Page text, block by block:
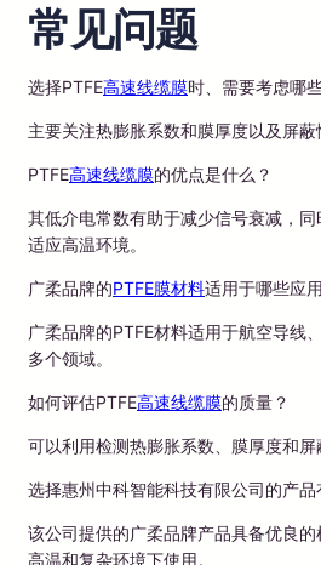
常见问题
选择PTFE高速线缆膜时、需要考虑哪
主要关注热膨胀系数和膜厚度以及屏蔽
PTFE高速线缆膜的优点是什么？
其低介电常数有助于减少信号衰减，同
适应高温环境。
广柔品牌的PTFE膜材料适用于哪些应
广柔品牌的PTFE材料适用于航空导线
多个领域。
如何评估PTFE高速线缆膜的质量？
可以利用检测热膨胀系数、膜厚度和屏
选择惠州中科智能科技有限公司的产品
该公司提供的广柔品牌产品具备优良
高温和复杂环境下使用。